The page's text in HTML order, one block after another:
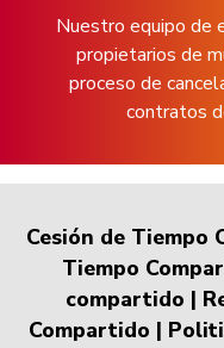
Nuestro equipo de
propietarios de
proceso de
contratos
Cesión de Tiempo
Tiempo
compartido |
Compartido |